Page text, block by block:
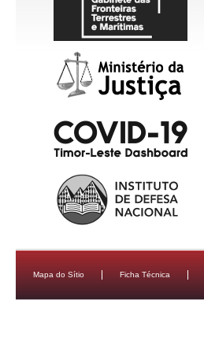
Mapa do Sítio Ficha Técnica